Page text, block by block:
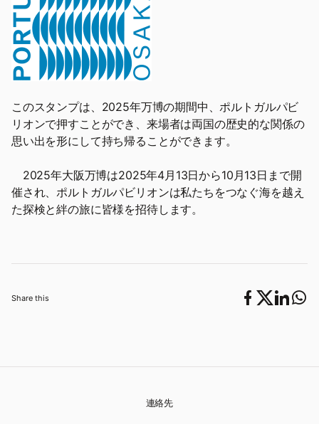
Share this
このスタンプは、2025年万博の期間中、ポルトガルパビ
リオンで押すことができ、来場者は両国の歴史的な関係の
思い出を形にして持ち帰ることができます。
2025年大阪万博は2025年4月13日から10月13日まで開
催され、ポルトガルパビリオンは私たちをつなぐ海を越え
た探検と絆の旅に皆様を招待します。
連絡先